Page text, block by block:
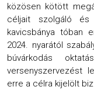
közösen kötött
céljait szolgáló
kavicsbánya tóban
2024. nyarától
búvárkodás
versenyszervezést
erre a célra kijelölt